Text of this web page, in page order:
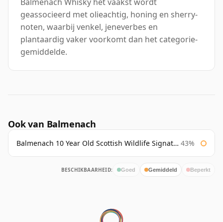
geassocieerd met olieachtig, honing en sherry-
noten, waarbij venkel, jeneverbes en
plantaardig vaker voorkomt dan het categorie-
gemiddelde.
Ook van Balmenach
Balmenach 10 Year Old Scottish Wildlife Signatory 43%
BESCHIKBAARHEID: Goed Gemiddeld Beperkt